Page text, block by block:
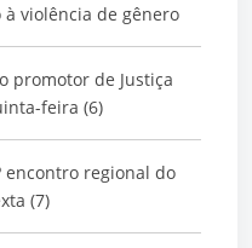
violência de gênero
promotor de Justiça
feira (6)
encontro regional do
(7)